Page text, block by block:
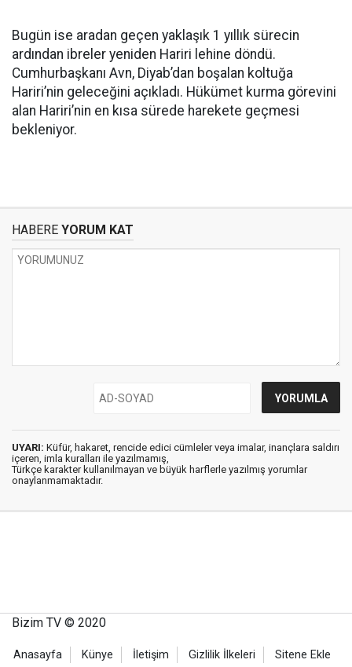
Bugün ise aradan geçen yaklaşık 1 yıllık sürecin
ardından ibreler yeniden Hariri lehine döndü.
Cumhurbaşkanı Avn, Diyab’dan boşalan koltuğa
Hariri’nin geleceğini açıkladı. Hükümet kurma görevini
alan Hariri’nin en kısa sürede harekete geçmesi
bekleniyor.
HABERE YORUM KAT
UYARI: Küfür, hakaret, rencide edici cümleler veya imalar, inançlara saldırı
içeren, imla kuralları ile yazılmamış,
Türkçe karakter kullanılmayan ve büyük harflerle yazılmış yorumlar
onaylanmamaktadır.
Bizim TV © 2020
Anasayfa Künye İletişim Gizlilik İlkeleri Sitene Ekle